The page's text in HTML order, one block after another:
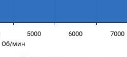
Об/мин
5000 6000 7000